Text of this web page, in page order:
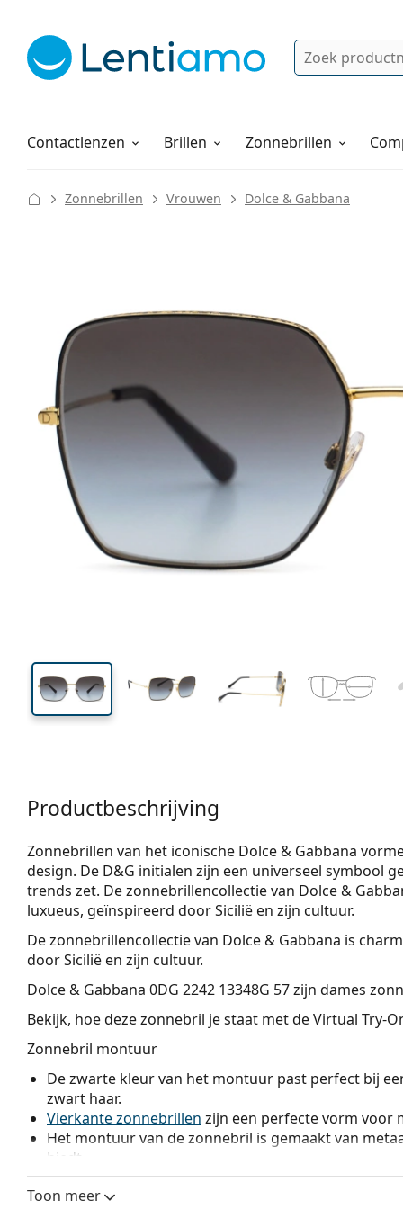
Zoek
Contactlenzen
Lenzenvloeistoffen Brillen Zonnebrillen
Hoe bestellen
Zonnebrillen Vrouwen Dolce & Gabbana
136 mm
Breedte
Glashoogte Glasbreedte
Productbeschrijving
Zonnebrillen van het iconische Dolce & Gabbana
design. De D&G initialen zijn een universeel symbool
trends zet. De zonnebrillencollectie van Dolce &
luxueus, geïnspireerd door Sicilië en zijn cultuur.
De zonnebrillencollectie van Dolce & Gabbana is
door Sicilië en zijn cultuur.
Dolce & Gabbana 0DG 2242 13348G 57zijn dames
Bekijk, hoe deze zonnebril je staat met de Virtual Try-
Zonnebril montuur
De zwarte kleur van het montuur past perfect bij
zwart haar.
Vierkante zonnebrillen zijn een perfecte vorm voor
Het montuur van de zonnebril is gemaakt van
biedt.
Verstelbare neus steunen stellen je in staat om de
passen voor meer comfort. De aanpassing van de
Toon meer